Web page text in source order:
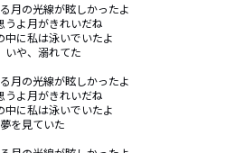
月の光線が眩しかったよ
うよ月がきれいだね
中に私は泳いでいたよ
いや、溺れてた
月の光線が眩しかったよ
うよ月がきれいだね
中に私は泳いでいたよ
夢を見ていた